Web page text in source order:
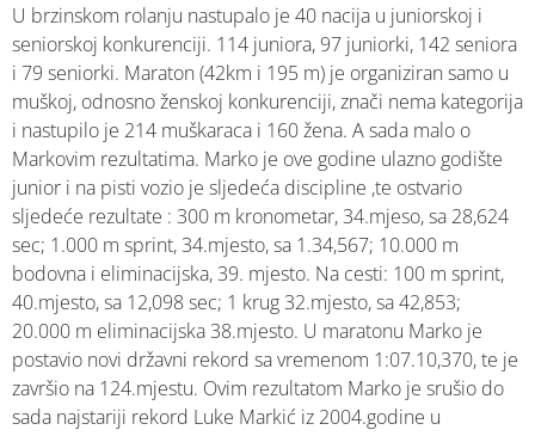
U brzinskom rolanju nastupalo je 40 nacija u juniorskoj i
seniorskoj konkurenciji. 114 juniora, 97 juniorki, 142 seniora
i 79 seniorki. Maraton (42km i 195 m) je organiziran samo u
muškoj, odnosno ženskoj konkurenciji, znači nema kategorija
i nastupilo je 214 muškaraca i 160 žena. A sada malo o
Markovim rezultatima. Marko je ove godine ulazno godište
junior i na pisti vozio je sljedeća discipline ,te ostvario
sljedeće rezultate : 300 m kronometar, 34.mjeso, sa 28,624
sec; 1.000 m sprint, 34.mjesto, sa 1.34,567; 10.000 m
bodovna i eliminacijska, 39. mjesto. Na cesti: 100 m sprint,
40.mjesto, sa 12,098 sec; 1 krug 32.mjesto, sa 42,853;
20.000 m eliminacijska 38.mjesto. U maratonu Marko je
postavio novi državni rekord sa vremenom 1:07.10,370, te je
završio na 124.mjestu. Ovim rezultatom Marko je srušio do
sada najstariji rekord Luke Markić iz 2004.godine u